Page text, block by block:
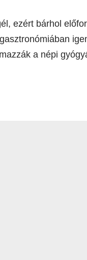
ezért bárhol
a népi